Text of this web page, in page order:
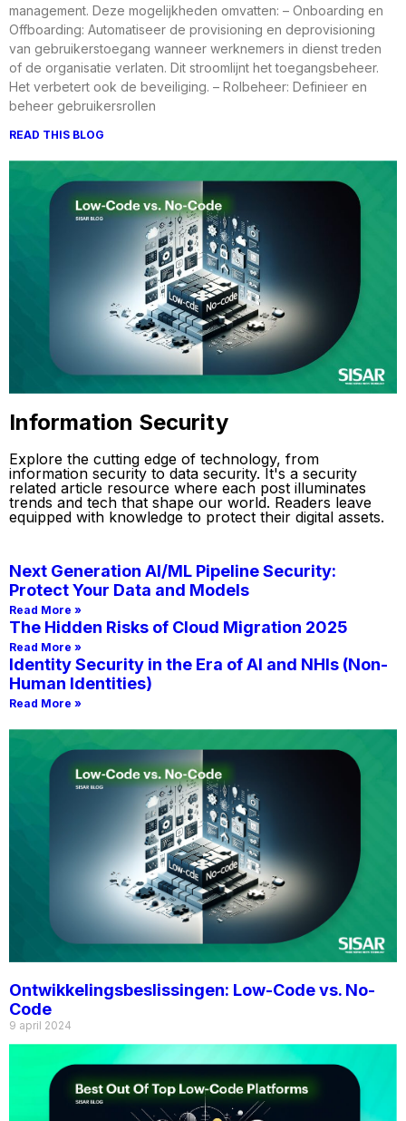
management. Deze mogelijkheden omvatten: – Onboarding en
Offboarding: Automatiseer de provisioning en deprovisioning
van gebruikerstoegang wanneer werknemers in dienst treden
of de organisatie verlaten. Dit stroomlijnt het toegangsbeheer.
Het verbetert ook de beveiliging. – Rolbeheer: Definieer en
beheer gebruikersrollen
READ THIS BLOG
Information Security
Explore the cutting edge of technology, from
information security to data security. It's a security
related article resource where each post illuminates
trends and tech that shape our world. Readers leave
equipped with knowledge to protect their digital assets.
Next Generation AI/ML Pipeline Security:
Protect Your Data and Models
Read More »
The Hidden Risks of Cloud Migration 2025
Read More »
Identity Security in the Era of AI and NHIs (Non-
Human Identities)
Read More »
Ontwikkelingsbeslissingen: Low-Code vs. No-
Code
9 april 2024